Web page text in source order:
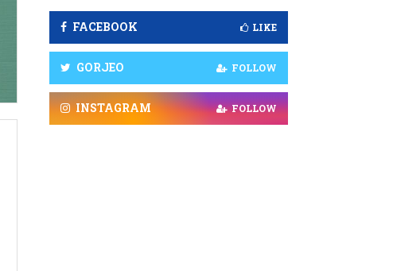
FACEBOOK LIKE
GORJEO FOLLOW
INSTAGRAM FOLLOW